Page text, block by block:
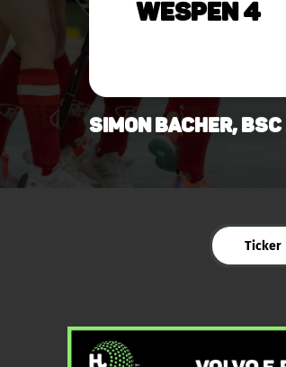
Wespen 4
Simon Bacher, BSC
Ticker